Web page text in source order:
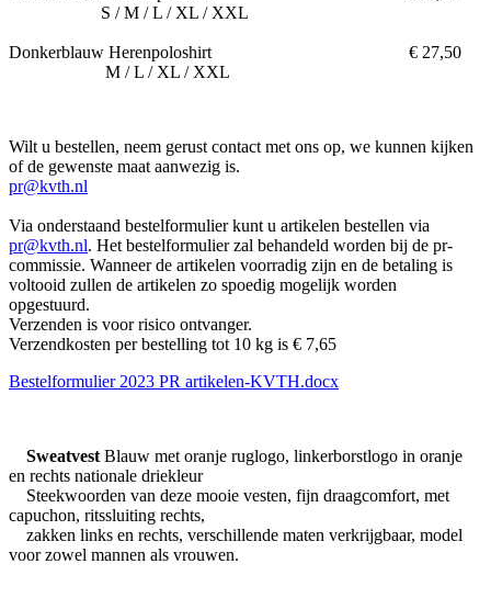
S / M / L / XL / XXL
Donkerblauw Herenpoloshirt € 27,50
M / L / XL / XXL
Wilt u bestellen, neem gerust contact met ons op, we kunnen kijken
of de gewenste maat aanwezig is.
pr@kvth.nl
Via onderstaand bestelformulier kunt u artikelen bestellen via
pr@kvth.nl. Het bestelformulier zal behandeld worden bij de pr-
commissie. Wanneer de artikelen voorradig zijn en de betaling is
voltooid zullen de artikelen zo spoedig mogelijk worden
opgestuurd.
Verzenden is voor risico ontvanger.
Verzendkosten per bestelling tot 10 kg is € 7,65
Bestelformulier 2023 PR artikelen-KVTH.docx
Sweatvest Blauw met oranje ruglogo, linkerborstlogo in oranje
en rechts nationale driekleur
Steekwoorden van deze mooie vesten, fijn draagcomfort, met
capuchon, ritssluiting rechts,
zakken links en rechts, verschillende maten verkrijgbaar, model
voor zowel mannen als vrouwen.